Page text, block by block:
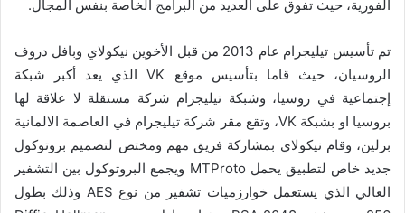
الفورية، حيث تفوق على العديد من البرامج الخاصة بنفس المجال.
تم تأسيس تيليجرام عام 2013 من قبل الأخوين نيكولاي وبافل دروف
الروسيان، حيث قاما بتأسيس موقع VK الذي يعد أكبر شبكة
إجتماعية في روسيا، وشبكة تيليجرام شركة مستقلة لا علاقة لها
بروسيا او بشبكة VK، وتقع مقر شركة تيليجرام في العاصمة الالمانية
برلين، وقام نيكولاي بمشاركة فريق مهم ومختص لتصميم بروتوكول
جديد خاص لتطبيق يحمل MTProto ويجمع البروتوكول بين التشفير
العالي الذي يستعمل خوارزميات تشفير من نوع AES وذلك بطول